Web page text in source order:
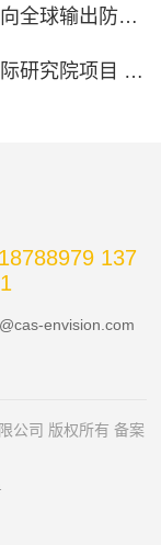
物资超百万人份！
星企业奖”和“创业领秀奖”
137
envision.com
公司 版权所有 备案